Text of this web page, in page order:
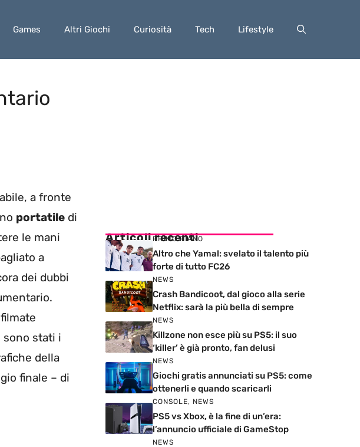
Games Altri Giochi Curiosità Tech Lifestyle
a fronte
portatile di
le mani
a
dei dubbi
sono stati i
della
finale – di
Articoli recenti
PRIMO PIANO
Altro che Yamal: svelato il talento più
forte di tutto FC26
NEWS
Crash Bandicoot, dal gioco alla serie
Netflix: sarà la più bella di sempre
NEWS
Killzone non esce più su PS5: il suo
‘killer’ è già pronto, fan delusi
NEWS
Giochi gratis annunciati su PS5: come
ottenerli e quando scaricarli
CONSOLE, NEWS
PS5 vs Xbox, è la fine di un’era:
l’annuncio ufficiale di GameStop
NEWS